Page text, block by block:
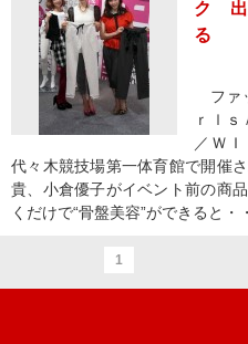
ク 出
る
ファ
ｒｌ
／Ｗ
代々木競技場第一体育館で開催
貴、小倉優子がイベント前の商
くだけで“骨盤美容”ができると・
1